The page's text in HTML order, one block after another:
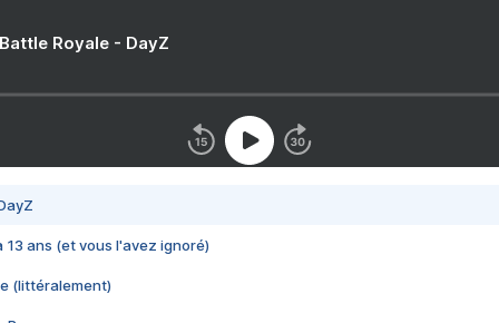
Royale - DayZ
13 ans (et vous l'avez ignoré)
(littéralement)